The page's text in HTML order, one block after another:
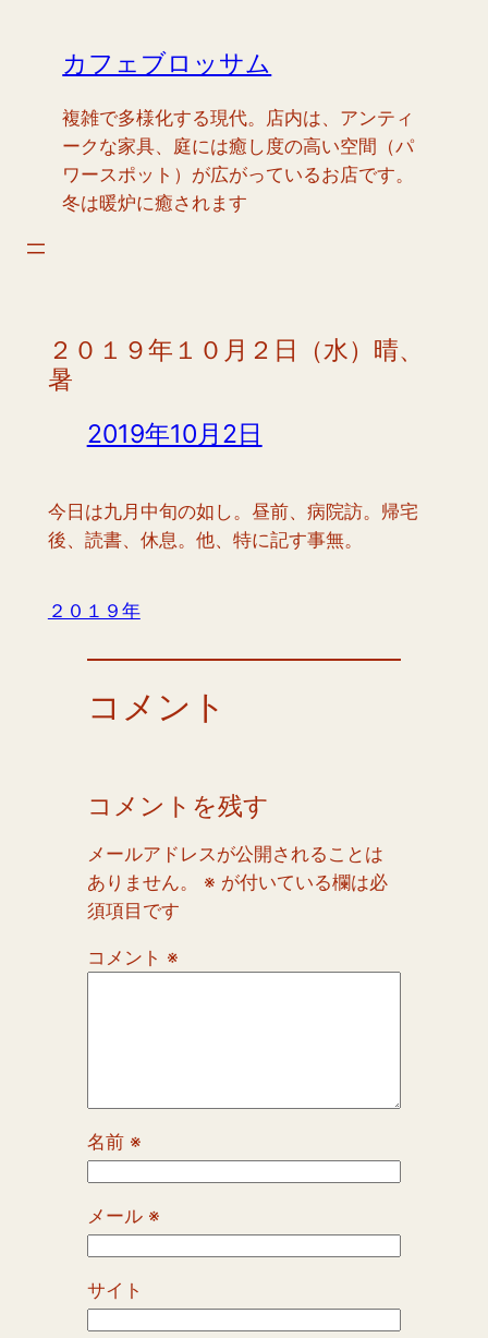
カフェブロッサム
複雑で多様化する現代。店内は、アンティ
ークな家具、庭には癒し度の高い空間（パ
ワースポット）が広がっているお店です。
冬は暖炉に癒されます
２０１９年１０月２日（水）晴、
暑
2019年10月2日
今日は九月中旬の如し。昼前、病院訪。帰宅
後、読書、休息。他、特に記す事無。
２０１９年
コメント
コメントを残す
メールアドレスが公開されることは
ありません。
※ が付いている欄は必
須項目です
コメント ※
名前 ※
メール ※
サイト